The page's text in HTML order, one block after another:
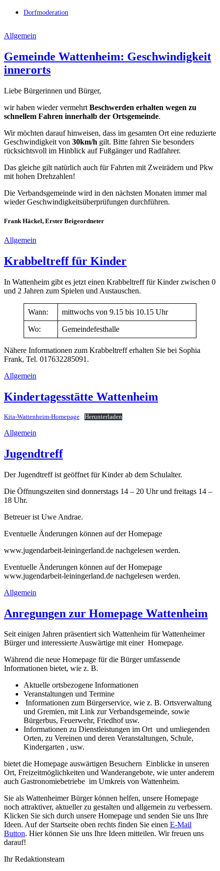
Dorfmoderation
Allgemein
Gemeinde Wattenheim: Geschwindigkeit
innerorts
Liebe Bürgerinnen und Bürger,
wir haben wieder vermehrt Beschwerden erhalten wegen zu
schnellem Fahren innerhalb der Ortsgemeinde.
Wir möchten darauf hinweisen, dass im gesamten Ort eine reduzierte
Geschwindigkeit von 30km/h gilt. Bitte fahren Sie besonders
rücksichtsvoll im Hinblick auf Fußgänger und Radfahrer.
Das gleiche gilt natürlich auch für Fahrten mit Zweirädern und Pkw
mit hohen Drehzahlen!
Die Verbandsgemeinde wird in den nächsten Monaten immer mal
wieder Geschwindigkeitsüberprüfungen durchführen.
Frank Häckel, Erster Beigeordneter
Allgemein
Krabbeltreff für Kinder
In Wattenheim gibt es jetzt einen Krabbeltreff für Kinder zwischen 0
und 2 Jahren zum Spielen und Austauschen.
Wann: mittwochs von 9.15 bis 10.15 Uhr
Wo: Gemeindefesthalle
Nähere Informationen zum Krabbeltreff erhalten Sie bei Sophia
Frank, Tel. 017632285091.
Allgemein
Kindertagesstätte Wattenheim
Kita-Wattenheim-Homepage Herunterladen
Allgemein
Jugendtreff
Der Jugendtreff ist geöffnet für Kinder ab dem Schulalter.
Die Öffnungszeiten sind donnerstags 14 – 20 Uhr und freitags 14 –
18 Uhr.
Betreuer ist Uwe Andrae.
Eventuelle Änderungen können auf der Homepage
www.jugendarbeit-leiningerland.de nachgelesen werden.
Eventuelle Änderungen können auf der Homepage
www.jugendarbeit-leiningerland.de nachgelesen werden.
Allgemein
Anregungen zur Homepage Wattenheim
Seit einigen Jahren präsentiert sich Wattenheim für Wattenheimer
Bürger und interessierte Auswärtige mit einer Homepage.
Während die neue Homepage für die Bürger umfassende
Informationen bietet, wie z. B.
Aktuelle ortsbezogene Informationen
Veranstaltungen und Termine
Informationen zum Bürgerservice, wie z. B. Ortsverwaltung
und Gremien, mit Link zur Verbandsgemeinde, sowie
Bürgerbus, Feuerwehr, Friedhof usw.
Informationen zu Dienstleistungen im Ort und umliegenden
Orten, zu Vereinen und deren Veranstaltungen, Schule,
Kindergarten , usw.
bietet die Homepage auswärtigen Besuchern Einblicke in unseren
Ort, Freizeitmöglichkeiten und Wanderangebote, wie unter anderem
auch Gastronomiebetriebe im Umkreis von Wattenheim.
Sie als Wattenheimer Bürger können helfen, unsere Homepage
noch attraktiver, aktueller zu gestalten und allgemein zu verbessern.
Klicken Sie sich durch unsere Homepage und senden Sie uns Ihre
Ideen. Auf der Startseite oben rechts finden Sie einen E-Mail
Button. Hier können Sie uns Ihre Ideen mitteilen. Wir freuen uns
darauf!
Ihr Redaktionsteam